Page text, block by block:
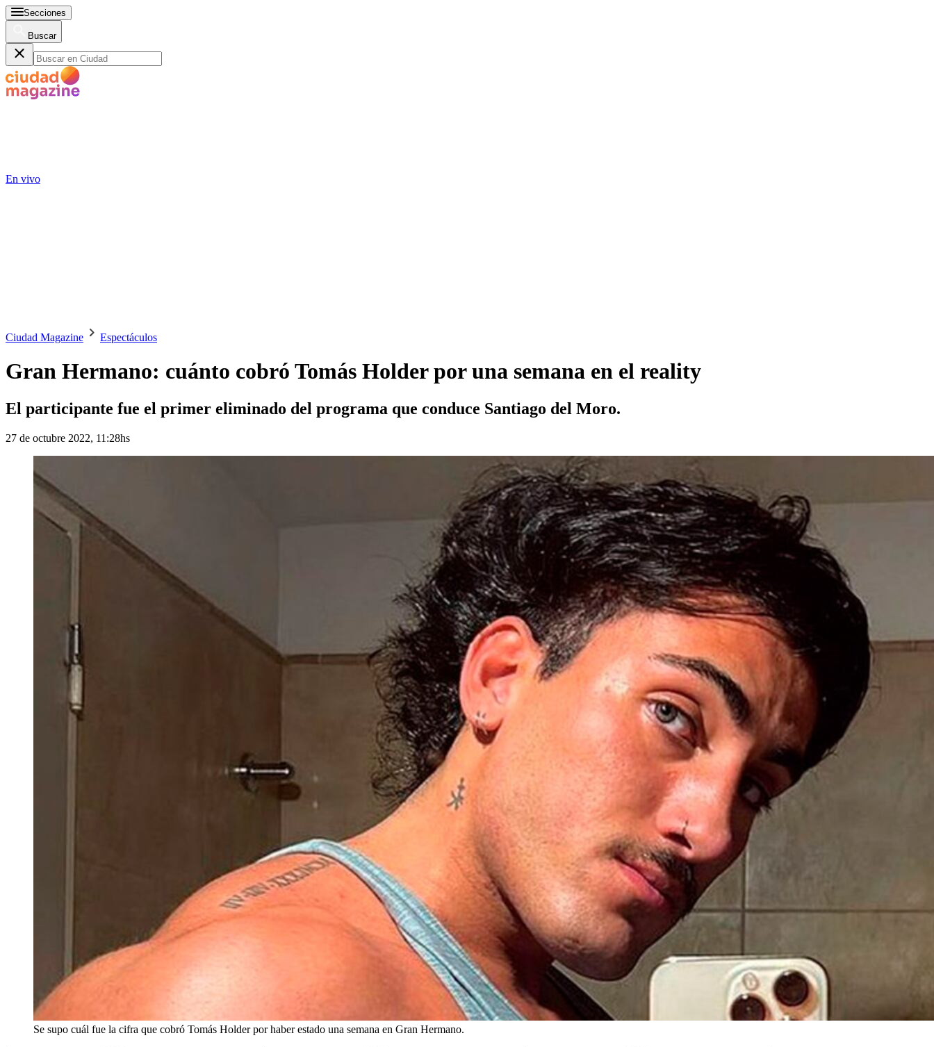
Secciones
Buscar
En vivo
Ciudad Magazine Espectáculos
Gran Hermano: cuánto cobró Tomás Holder por una semana en el reality
El participante fue el primer eliminado del programa que conduce Santiago del Moro.
27 de octubre 2022, 11:28hs
Se supo cuál fue la cifra que cobró Tomás Holder por haber estado una semana en Gran Hermano.